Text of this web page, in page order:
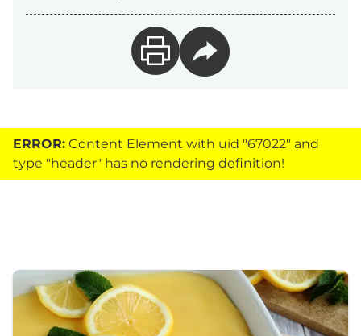
ERROR: Content Element with uid "67022" and
type "header" has no rendering definition!